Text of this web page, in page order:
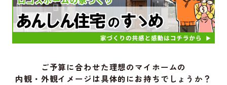
ご予算に合わせた理想のマイホームの
内観・外観イメージは具体的にお持ちでしょうか？